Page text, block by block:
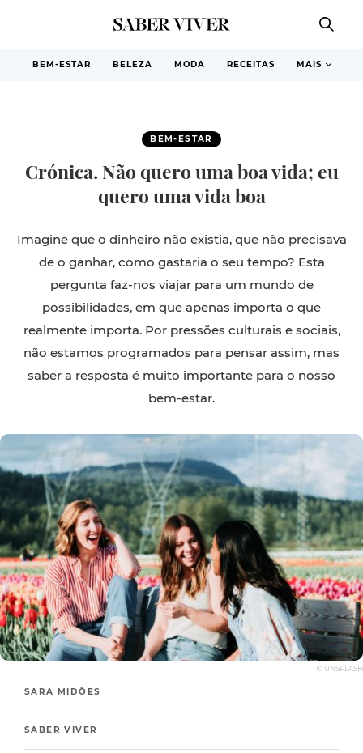
BEM-ESTAR BELEZA MODA RECEITAS MAIS
BEM-ESTAR
Crónica. Não quero uma boa vida; eu
quero uma vida boa
Imagine que o dinheiro não existia, que não precisava
de o ganhar, como gastaria o seu tempo? Esta
pergunta faz-nos viajar para um mundo de
possibilidades, em que apenas importa o que
realmente importa. Por pressões culturais e sociais,
não estamos programados para pensar assim, mas
saber a resposta é muito importante para o nosso
bem-estar.
© UNSPLASH
SARA MIDÕES
SABER VIVER